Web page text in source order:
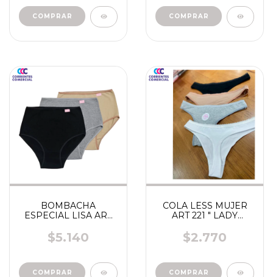
COMPRAR COMPRAR
BOMBACHA
ESPECIAL LISA ART
$5.140
COMPRAR
COLA LESS MUJER
ART 221 " LADY
$2.770
COMPRAR